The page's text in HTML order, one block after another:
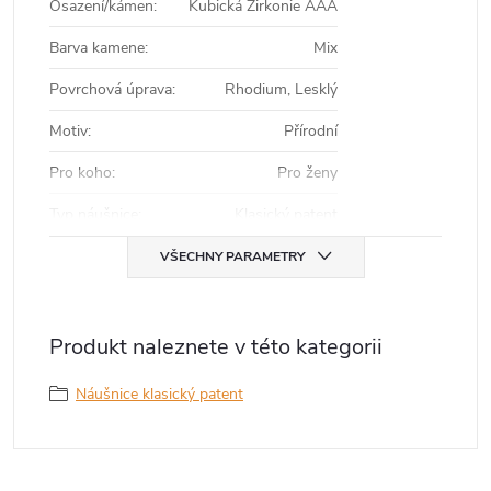
Osazení/kámen:
Kubická Zirkonie AAA
Barva kamene:
Mix
Povrchová úprava:
Rhodium, Lesklý
Motiv:
Přírodní
Pro koho:
Pro ženy
VŠECHNY PARAMETRY
Produkt naleznete v této kategorii
Náušnice klasický patent